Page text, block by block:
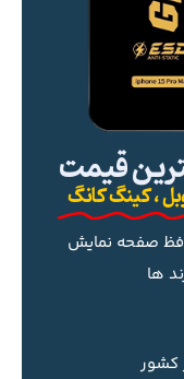
قیمت
، کینگ کانگ
صفحه نمایش
ها
کشور